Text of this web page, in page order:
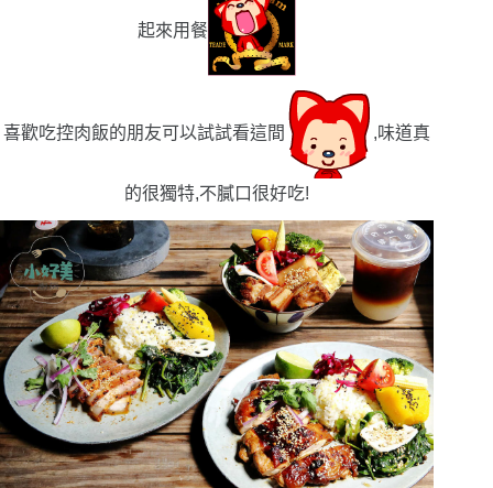
起來用餐
喜歡吃控肉飯的朋友可以試試看這間 ,味道真
的很獨特,不膩口很好吃!